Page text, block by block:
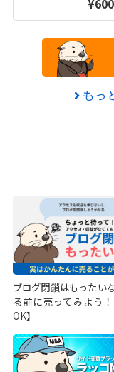
もっ
ブログ閉鎖はもったい
る前に売ってみよう
OK】